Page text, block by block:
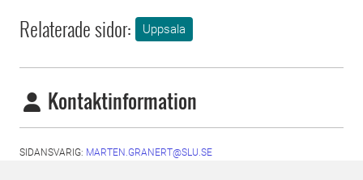
Relaterade sidor: Uppsala
Kontaktinformation
SIDANSVARIG: MARTEN.GRANERT@SLU.SE